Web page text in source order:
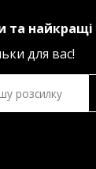
найкращі
для вас!